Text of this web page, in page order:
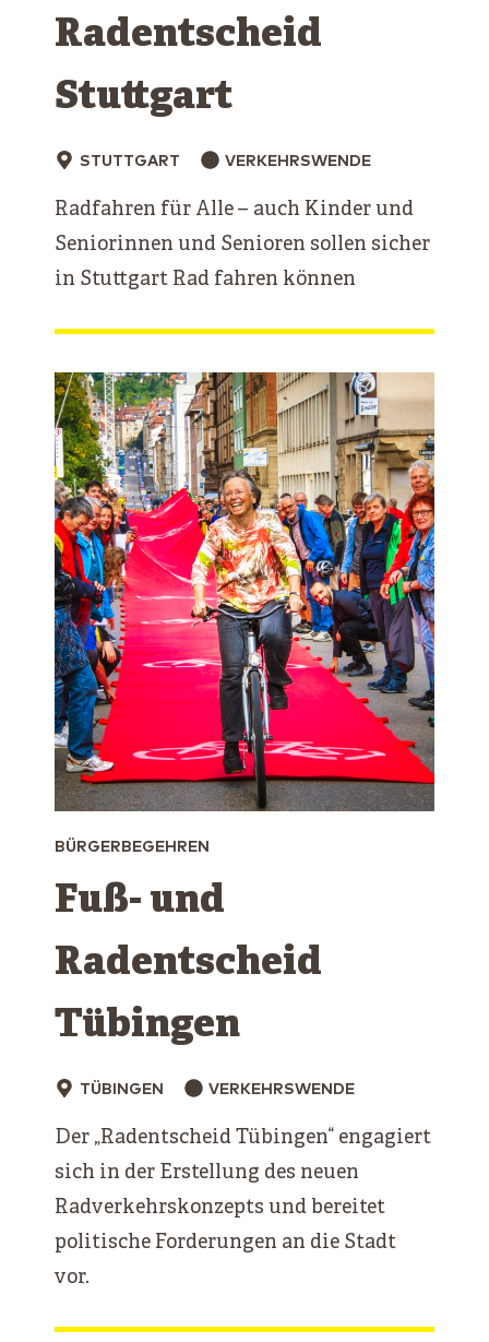
Radentscheid
Stuttgart
STUTTGART VERKEHRSWENDE
Radfahren für Alle – auch Kinder und
Seniorinnen und Senioren sollen sicher
in Stuttgart Rad fahren können
BÜRGERBEGEHREN
Fuß- und
Radentscheid
Tübingen
TÜBINGEN VERKEHRSWENDE
Der „Radentscheid Tübingen“ engagiert
sich in der Erstellung des neuen
Radverkehrskonzepts und bereitet
politische Forderungen an die Stadt
vor.